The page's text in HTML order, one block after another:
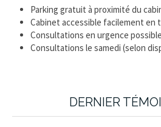
Parking gratuit à proximité du
Cabinet accessible facilement en
Consultations en urgence possible
Consultations le samedi (selon
DERNIER